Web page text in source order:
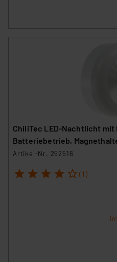
ChiliTec LED-Nachtlicht mit
Batteriebetrieb,
Artikel-Nr. 252516
1 2 3 4 5 (1)